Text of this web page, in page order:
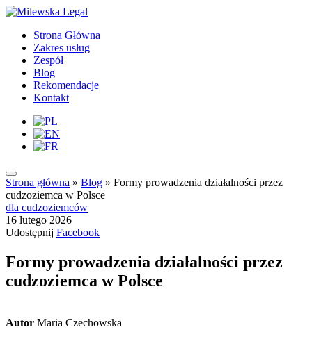
Strona Główna
Zakres usług
Zespół
Blog
Rekomendacje
Kontakt
Strona główna » Blog » Formy prowadzenia działalności przez
cudzoziemca w Polsce
dla cudzoziemców
16 lutego 2026
Udostępnij Facebook
Formy prowadzenia działalności przez
cudzoziemca w Polsce
Autor Maria Czechowska